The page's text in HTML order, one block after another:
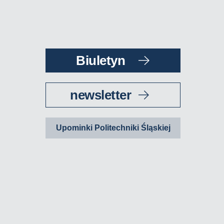
Biuletyn
newsletter
Upominki Politechniki Śląskiej